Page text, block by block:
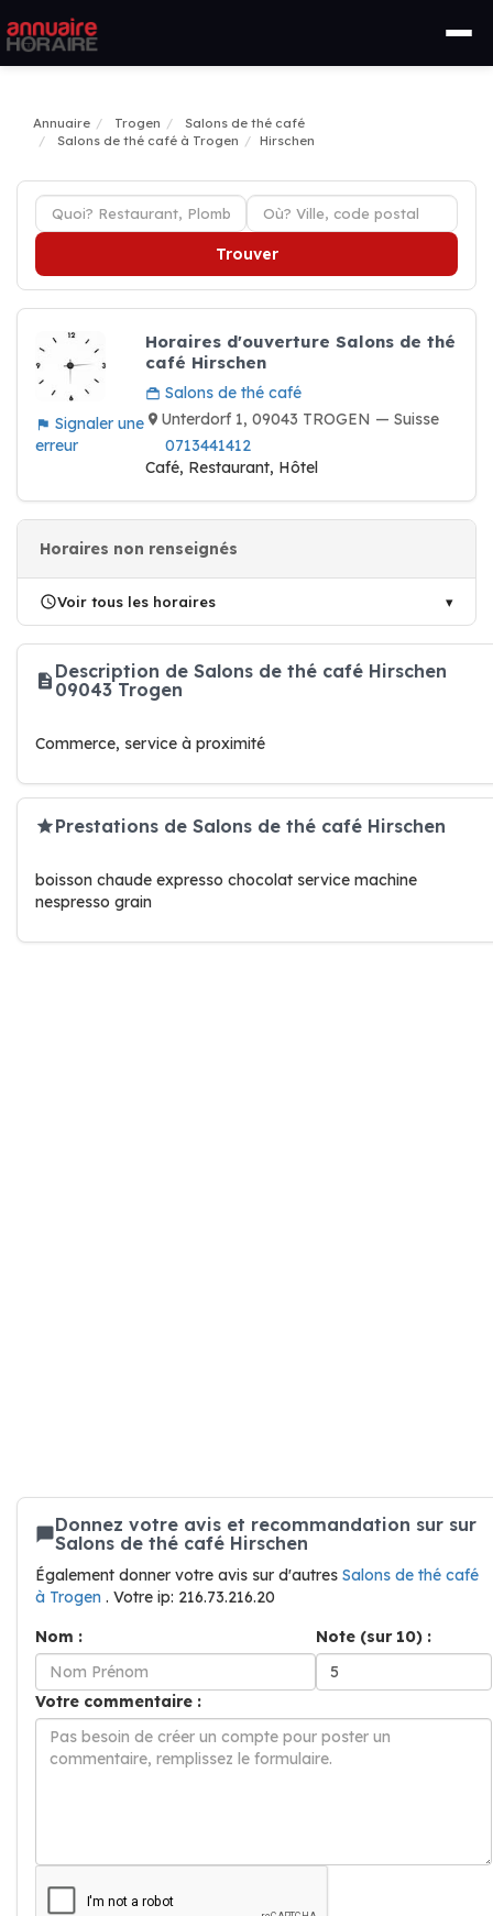
Annuaire Trogen
Salons de thé café
Salons de thé café à Trogen
Hirschen
Trouver
Signaler une
erreur
Horaires d'ouverture Salons de thé
café Hirschen
Salons de thé café
Unterdorf 1, 09043 TROGEN — Suisse
0713441412
Café, Restaurant, Hôtel
Horaires non renseignés
Voir tous les horaires
Description de Salons de thé café Hirschen
09043 Trogen
Commerce, service à proximité
Prestations de Salons de thé café Hirschen
boisson chaude expresso chocolat service machine
nespresso grain
Donnez votre avis et recommandation sur sur
Salons de thé café Hirschen
Également donner votre avis sur d'autres Salons de thé café
à Trogen . Votre ip: 216.73.216.20
Nom :
Note (sur 10) :
Votre commentaire :